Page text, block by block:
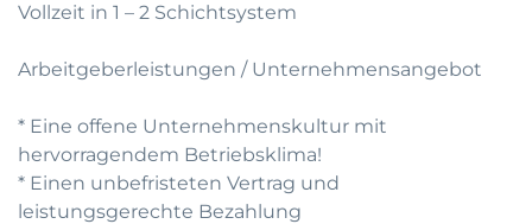
Vollzeit in 1 – 2 Schichtsystem
Arbeitgeberleistungen / Unternehmensangebot
* Eine offene Unternehmenskultur mit
hervorragendem Betriebsklima!
* Einen unbefristeten Vertrag und
leistungsgerechte Bezahlung